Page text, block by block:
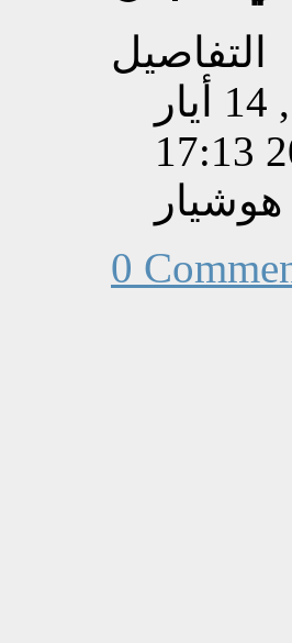
التفاصيل
تم إنشاءه بتاريخ الخميس, 14 أيار
0